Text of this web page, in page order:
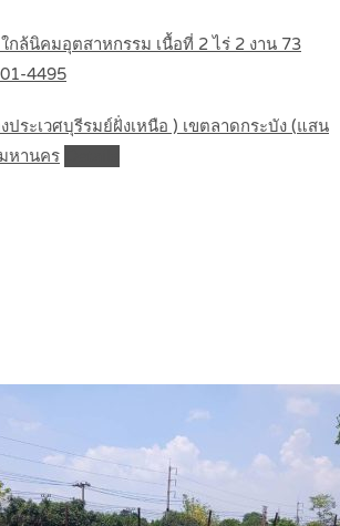
กล้นิคมอุตสาหกรรม เนื้อที่ 2 ไร่ 2 งาน 73
4495
ประเวศบุรีรมย์ฝั่งเหนือ ) เขตลาดกระบัง (แสน
หานคร